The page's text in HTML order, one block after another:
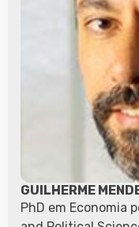
GUILHERME
PhD em Economia